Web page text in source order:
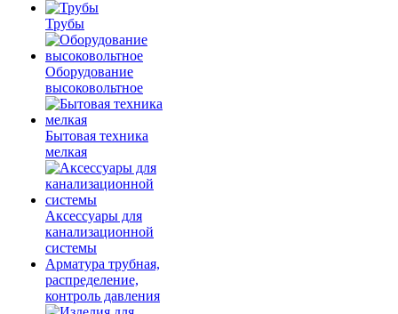
Трубы
Оборудование
высоковольтное
Бытовая техника
мелкая
Аксессуары для
канализационной
системы
Арматура трубная,
распределение,
контроль давления